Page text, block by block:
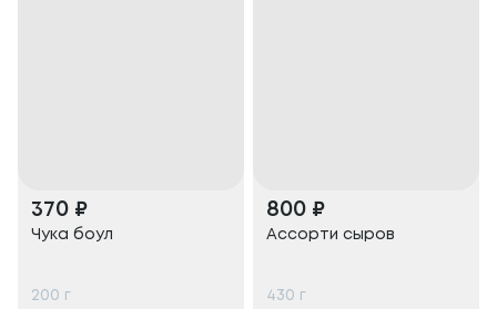
370 ₽
Чука боул
200 г
800 ₽
Ассорти сыров
430 г